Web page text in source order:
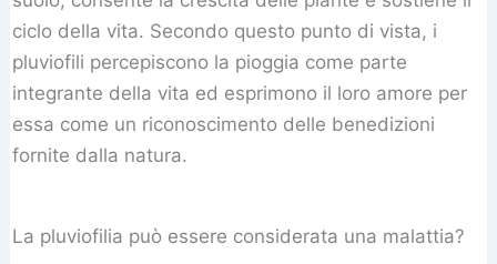
ciclo della vita. Secondo questo punto di vista, i
pluviofili percepiscono la pioggia come parte
integrante della vita ed esprimono il loro amore per
essa come un riconoscimento delle benedizioni
fornite dalla natura.
La pluviofilia può essere considerata una malattia?